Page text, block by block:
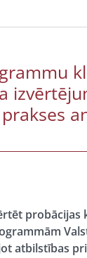
probācijas
atbilstības